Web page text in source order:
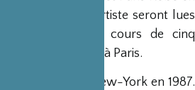
de l’artiste seront lues
au cours de cinq
du Japon CIUP à Paris.
est née à New-York en 1987.